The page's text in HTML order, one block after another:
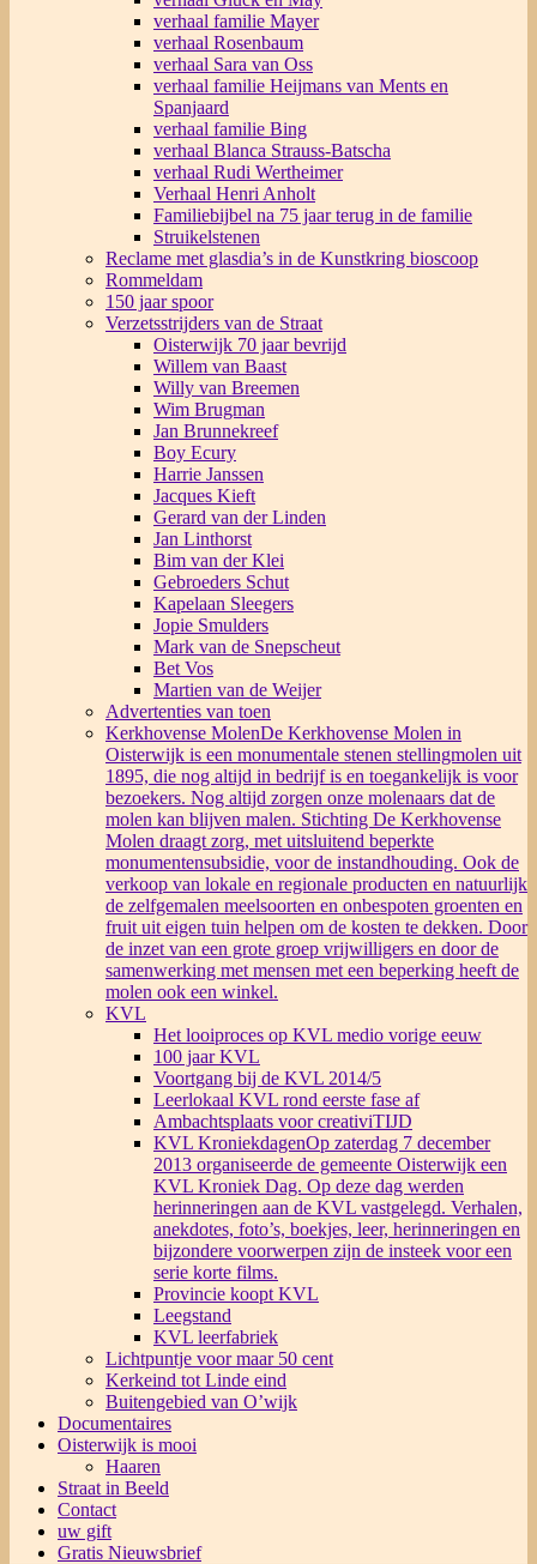
verhaal familie Mayer
verhaal Rosenbaum
verhaal Sara van Oss
verhaal familie Heijmans van Ments en
Spanjaard
verhaal familie Bing
verhaal Blanca Strauss-Batscha
verhaal Rudi Wertheimer
Verhaal Henri Anholt
Familiebijbel na 75 jaar terug in de familie
Struikelstenen
Reclame met glasdia’s in de Kunstkring bioscoop
Rommeldam
150 jaar spoor
Verzetsstrijders van de Straat
Oisterwijk 70 jaar bevrijd
Willem van Baast
Willy van Breemen
Wim Brugman
Jan Brunnekreef
Boy Ecury
Harrie Janssen
Jacques Kieft
Gerard van der Linden
Jan Linthorst
Bim van der Klei
Gebroeders Schut
Kapelaan Sleegers
Jopie Smulders
Mark van de Snepscheut
Bet Vos
Martien van de Weijer
Advertenties van toen
Kerkhovense MolenDe Kerkhovense Molen in
Oisterwijk is een monumentale stenen stellingmolen uit
1895, die nog altijd in bedrijf is en toegankelijk is voor
bezoekers. Nog altijd zorgen onze molenaars dat de
molen kan blijven malen. Stichting De Kerkhovense
Molen draagt zorg, met uitsluitend beperkte
monumentensubsidie, voor de instandhouding. Ook de
verkoop van lokale en regionale producten en natuurlijk
de zelfgemalen meelsoorten en onbespoten groenten en
fruit uit eigen tuin helpen om de kosten te dekken. Door
de inzet van een grote groep vrijwilligers en door de
samenwerking met mensen met een beperking heeft de
molen ook een winkel.
KVL
Het looiproces op KVL medio vorige eeuw
100 jaar KVL
Voortgang bij de KVL 2014/5
Leerlokaal KVL rond eerste fase af
Ambachtsplaats voor creativiTIJD
KVL KroniekdagenOp zaterdag 7 december
2013 organiseerde de gemeente Oisterwijk een
KVL Kroniek Dag. Op deze dag werden
herinneringen aan de KVL vastgelegd. Verhalen,
anekdotes, foto’s, boekjes, leer, herinneringen en
bijzondere voorwerpen zijn de insteek voor een
serie korte films.
Provincie koopt KVL
Leegstand
KVL leerfabriek
Lichtpuntje voor maar 50 cent
Kerkeind tot Linde eind
Buitengebied van O’wijk
Documentaires
Oisterwijk is mooi
Haaren
Straat in Beeld
Contact
uw gift
Gratis Nieuwsbrief